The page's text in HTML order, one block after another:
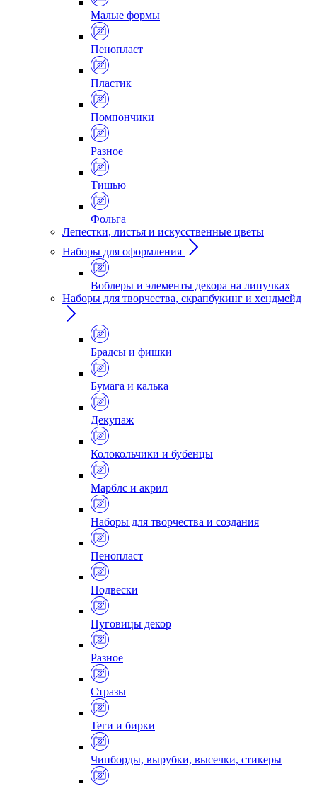
Малые формы
Пенопласт
Пластик
Помпончики
Разное
Тишью
Фольга
Лепестки, листья и искусственные цветы
Наборы для оформления
Воблеры и элементы декора на липучках
Наборы для творчества, скрапбукинг и хендмейд
Брадсы и фишки
Бумага и калька
Декупаж
Колокольчики и бубенцы
Марблс и акрил
Наборы для творчества и создания
Пенопласт
Подвески
Пуговицы декор
Разное
Стразы
Теги и бирки
Чипборды, вырубки, высечки, стикеры